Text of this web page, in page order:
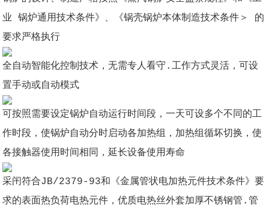
业 锅炉通用技术条件》、《锅壳锅炉本体制造技术条件＞ 的
要求严格执行
全自动智能化控制技术，无需专人看守.工作方式灵活，可设
置手动或自动模式
可按照需要设定锅炉自动运行时间段，一天可设多个不同的工
作时段，使锅炉自动分时启动各加热组，加热组循坏切换，使
各接触器使用时间相同，延长设备使用寿命
采闬符合JB/2379-93和《金属管状电加热元件技术条件》要
求的表面热负荷电热元件，优质电热丝外套加厚不锈钢管.管